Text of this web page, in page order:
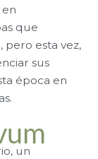
que
esta vez,
sus
época en
un